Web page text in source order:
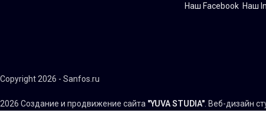
Наш Facebook Наш
Copyright 2026 - Sanfos.ru
2026 Создание и продвижение сайта "YUVA STUDIA" . Веб-дизайн